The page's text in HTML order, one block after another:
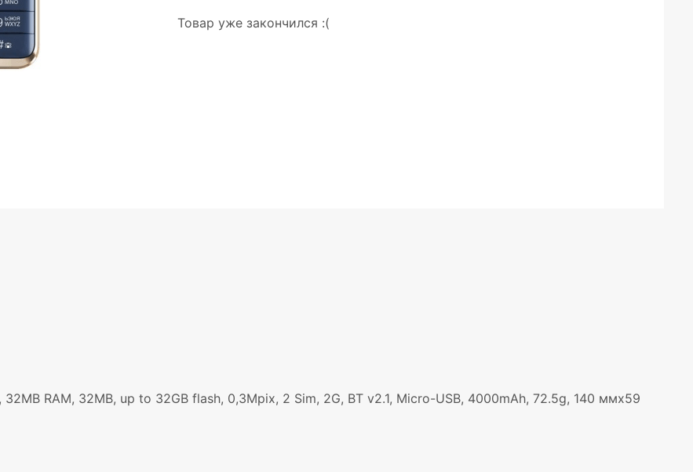
Товар уже закончился :(
RAM, 32MB, up to 32GB flash, 0,3Mpix, 2 Sim, 2G, BT v2.1, Micro-USB, 4000mAh, 72.5g, 140 ммx59